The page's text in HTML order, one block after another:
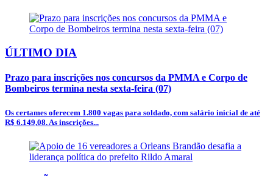
ÚLTIMO DIA
Prazo para inscrições nos concursos da PMMA e Corpo de
Bombeiros termina nesta sexta-feira (07)
Os certames oferecem 1.800 vagas para soldado, com salário inicial de até
R$ 6.149,08. As inscrições...